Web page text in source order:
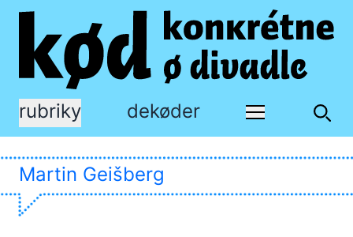
rubriky dekøder
Martin Geišberg